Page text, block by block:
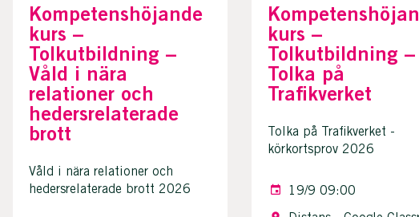
Kompetenshöjande
kurs –
Tolkutbildning –
Våld i nära
relationer och
hedersrelaterade
brott
Våld i nära relationer och
hedersrelaterade brott 2026
kurs –
Tolkutbildning –
Tolka på
Trafikverket
Tolka på Trafikverket -
körkortsprov 2026
19/9 09:00